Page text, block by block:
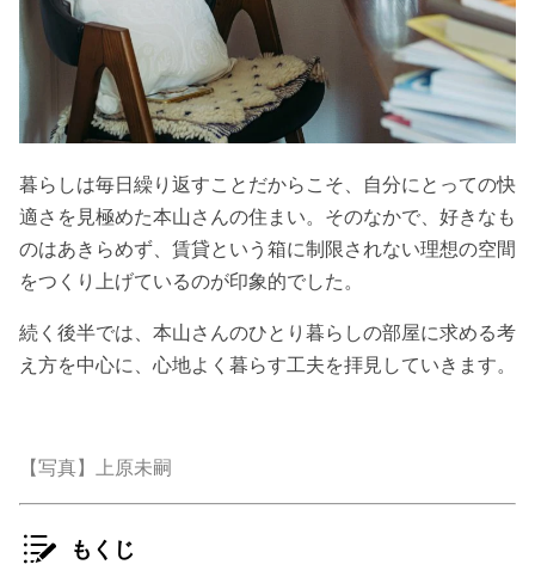
暮らしは毎日繰り返すことだからこそ、自分にとっての快
適さを見極めた本山さんの住まい。そのなかで、好きなも
のはあきらめず、賃貸という箱に制限されない理想の空間
をつくり上げているのが印象的でした。
続く後半では、本山さんのひとり暮らしの部屋に求める考
え方を中心に、心地よく暮らす工夫を拝見していきます。
【写真】上原未嗣
もくじ